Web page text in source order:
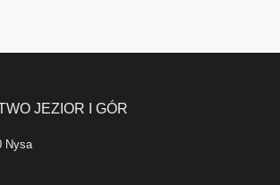
JEZIOR I GÓR
Nysa